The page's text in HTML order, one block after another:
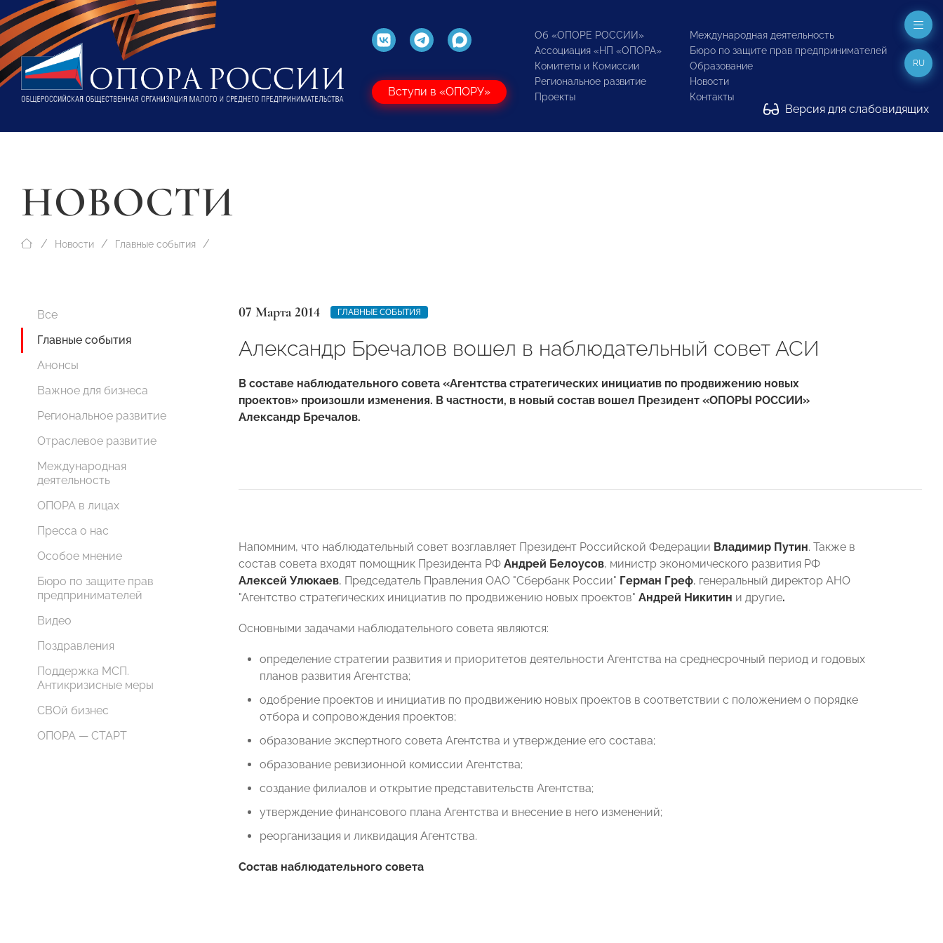
Вступи в «ОПОРУ»
Об «ОПОРЕ РОССИИ»
Ассоциация «НП «ОПОРА»
Комитеты и Комиссии
Региональное развитие
Проекты
Международная деятельность
Бюро по защите прав предпринимателей
Образование
Новости
Контакты
Версия для слабовидящих
RU
НОВОСТИ
Новости Главные события
Все
Главные события
Анонсы
Важное для бизнеса
Региональное развитие
Отраслевое развитие
Международная
деятельность
ОПОРА в лицах
Пресса о нас
Особое мнение
Бюро по защите прав
предпринимателей
Видео
Поздравления
Поддержка МСП.
Антикризисные меры
СВОй бизнес
ОПОРА — СТАРТ
07 Марта 2014 ГЛАВНЫЕ СОБЫТИЯ
Александр Бречалов вошел в наблюдательный совет АСИ
В составе наблюдательного совета «Агентства стратегических инициатив по продвижению новых
проектов» произошли изменения. В частности, в новый состав вошел Президент «ОПОРЫ РОССИИ»
Александр Бречалов.
Напомним, что наблюдательный совет возглавляет Президент Российской Федерации Владимир Путин. Также в
состав совета входят помощник Президента РФ Андрей Белоусов, министр экономического развития РФ
Алексей Улюкаев, Председатель Правления ОАО "Сбербанк России" Герман Греф, генеральный директор АНО
"Агентство стратегических инициатив по продвижению новых проектов" Андрей Никитин и другие.
Основными задачами наблюдательного совета являются:
определение стратегии развития и приоритетов деятельности Агентства на среднесрочный период и годовых
планов развития Агентства;
одобрение проектов и инициатив по продвижению новых проектов в соответствии с положением о порядке
отбора и сопровождения проектов;
образование экспертного совета Агентства и утверждение его состава;
образование ревизионной комиссии Агентства;
создание филиалов и открытие представительств Агентства;
утверждение финансового плана Агентства и внесение в него изменений;
реорганизация и ликвидация Агентства.
Состав наблюдательного совета